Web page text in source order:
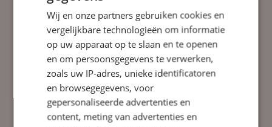
voor een ander moment in de week. Mocht ik
niet aanwezig zijn, dan kunt u via Juf Pauline
ook een afspraak met mij maken.
Centrum voor Jeugd en Gezin: CJG-coach
Ingrid Ruijgrok:
i.ruijgrok@cjgkennemerland.nl
23776931
Wij en onze partners gebruiken cookies en
vergelijkbare technologieën om informatie
op uw apparaat op te slaan en te openen
en om persoonsgegevens te verwerken,
zoals uw IP-adres, unieke identificatoren
en browsegegevens, voor
gepersonaliseerde advertenties en
content, meting van advertenties en